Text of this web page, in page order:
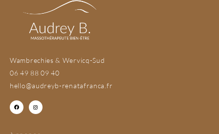
Wambrechies & Wervicq-Sud
06 49 88 09 40
hello@audreyb-renatafranca.fr